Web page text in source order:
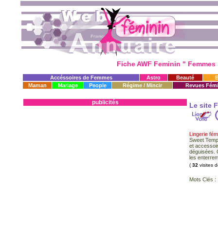
Fiche AWF Feminin "
Accéssoires de Femmes Astro Beauté
Maman
Mariage People Régime / Mincir Revues
publicités Le site
Lingerie
Sweet
et
déguisées.
les
( 32 visites
Mots Clés :